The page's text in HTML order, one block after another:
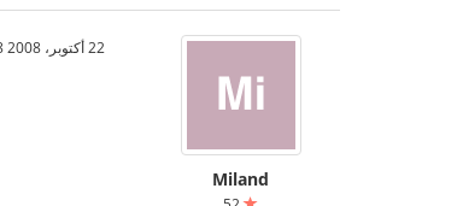
Miland
22 أكتوبر، 2008 12:48:58 م